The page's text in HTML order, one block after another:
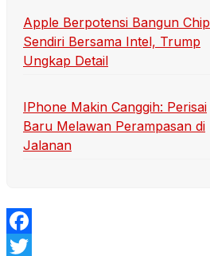
Apple Berpotensi Bangun Chip
Sendiri Bersama Intel, Trump
Ungkap Detail
IPhone Makin Canggih: Perisai
Baru Melawan Perampasan di
Jalanan
Facebook